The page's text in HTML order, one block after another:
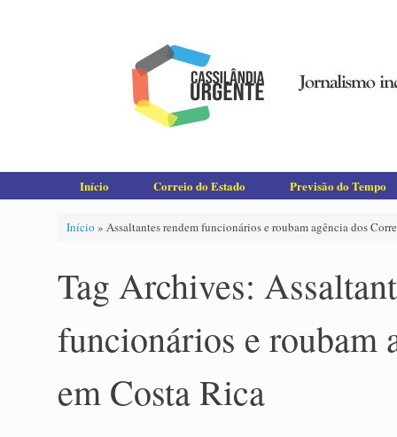
Início Correio do Estado Previsão do Tempo
Início » Assaltantes rendem funcionários e roubam agência dos
Tag Archives:
funcionários e roubam
em Costa Rica